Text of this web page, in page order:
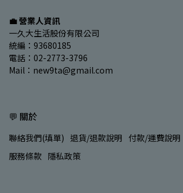
💼 營業人資訊
一久大生活股份有限公司
統編：93680185
電話：02-2773-3796
Mail：new9ta@gmail.com
💬 關於
聯絡我們(填單) 退貨/退款說明 付款/運費說明
服務條款 隱私政策